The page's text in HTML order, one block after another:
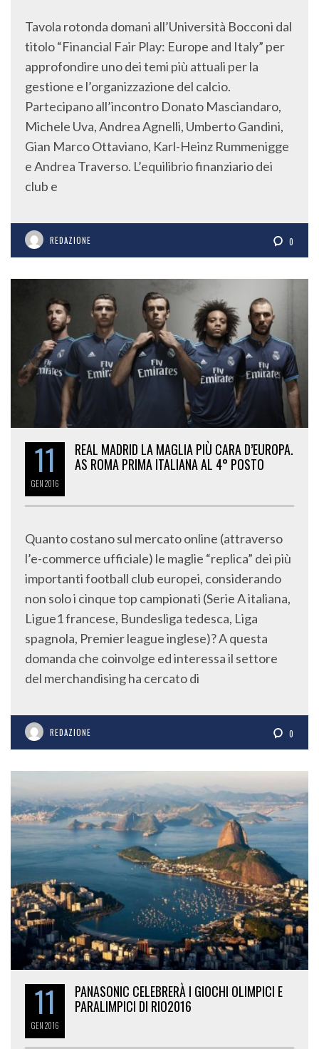
Tavola rotonda domani all’Università Bocconi dal
titolo “Financial Fair Play: Europe and Italy” per
approfondire uno dei temi più attuali per la
gestione e l’organizzazione del calcio.
Partecipano all’incontro Donato Masciandaro,
Michele Uva, Andrea Agnelli, Umberto Gandini,
Gian Marco Ottaviano, Karl-Heinz Rummenigge
e Andrea Traverso. L’equilibrio finanziario dei
club e
REDAZIONE 0
11
GEN2016
REAL MADRID LA MAGLIA PIÙ CARA D’EUROPA.
AS ROMA PRIMA ITALIANA AL 4° POSTO
Quanto costano sul mercato online (attraverso
l’e-commerce ufficiale) le maglie “replica” dei più
importanti football club europei, considerando
non solo i cinque top campionati (Serie A italiana,
Ligue1 francese, Bundesliga tedesca, Liga
spagnola, Premier league inglese)? A questa
domanda che coinvolge ed interessa il settore
del merchandising ha cercato di
REDAZIONE 0
11
GEN2016
PANASONIC CELEBRERÀ I GIOCHI OLIMPICI E
PARALIMPICI DI RIO2016